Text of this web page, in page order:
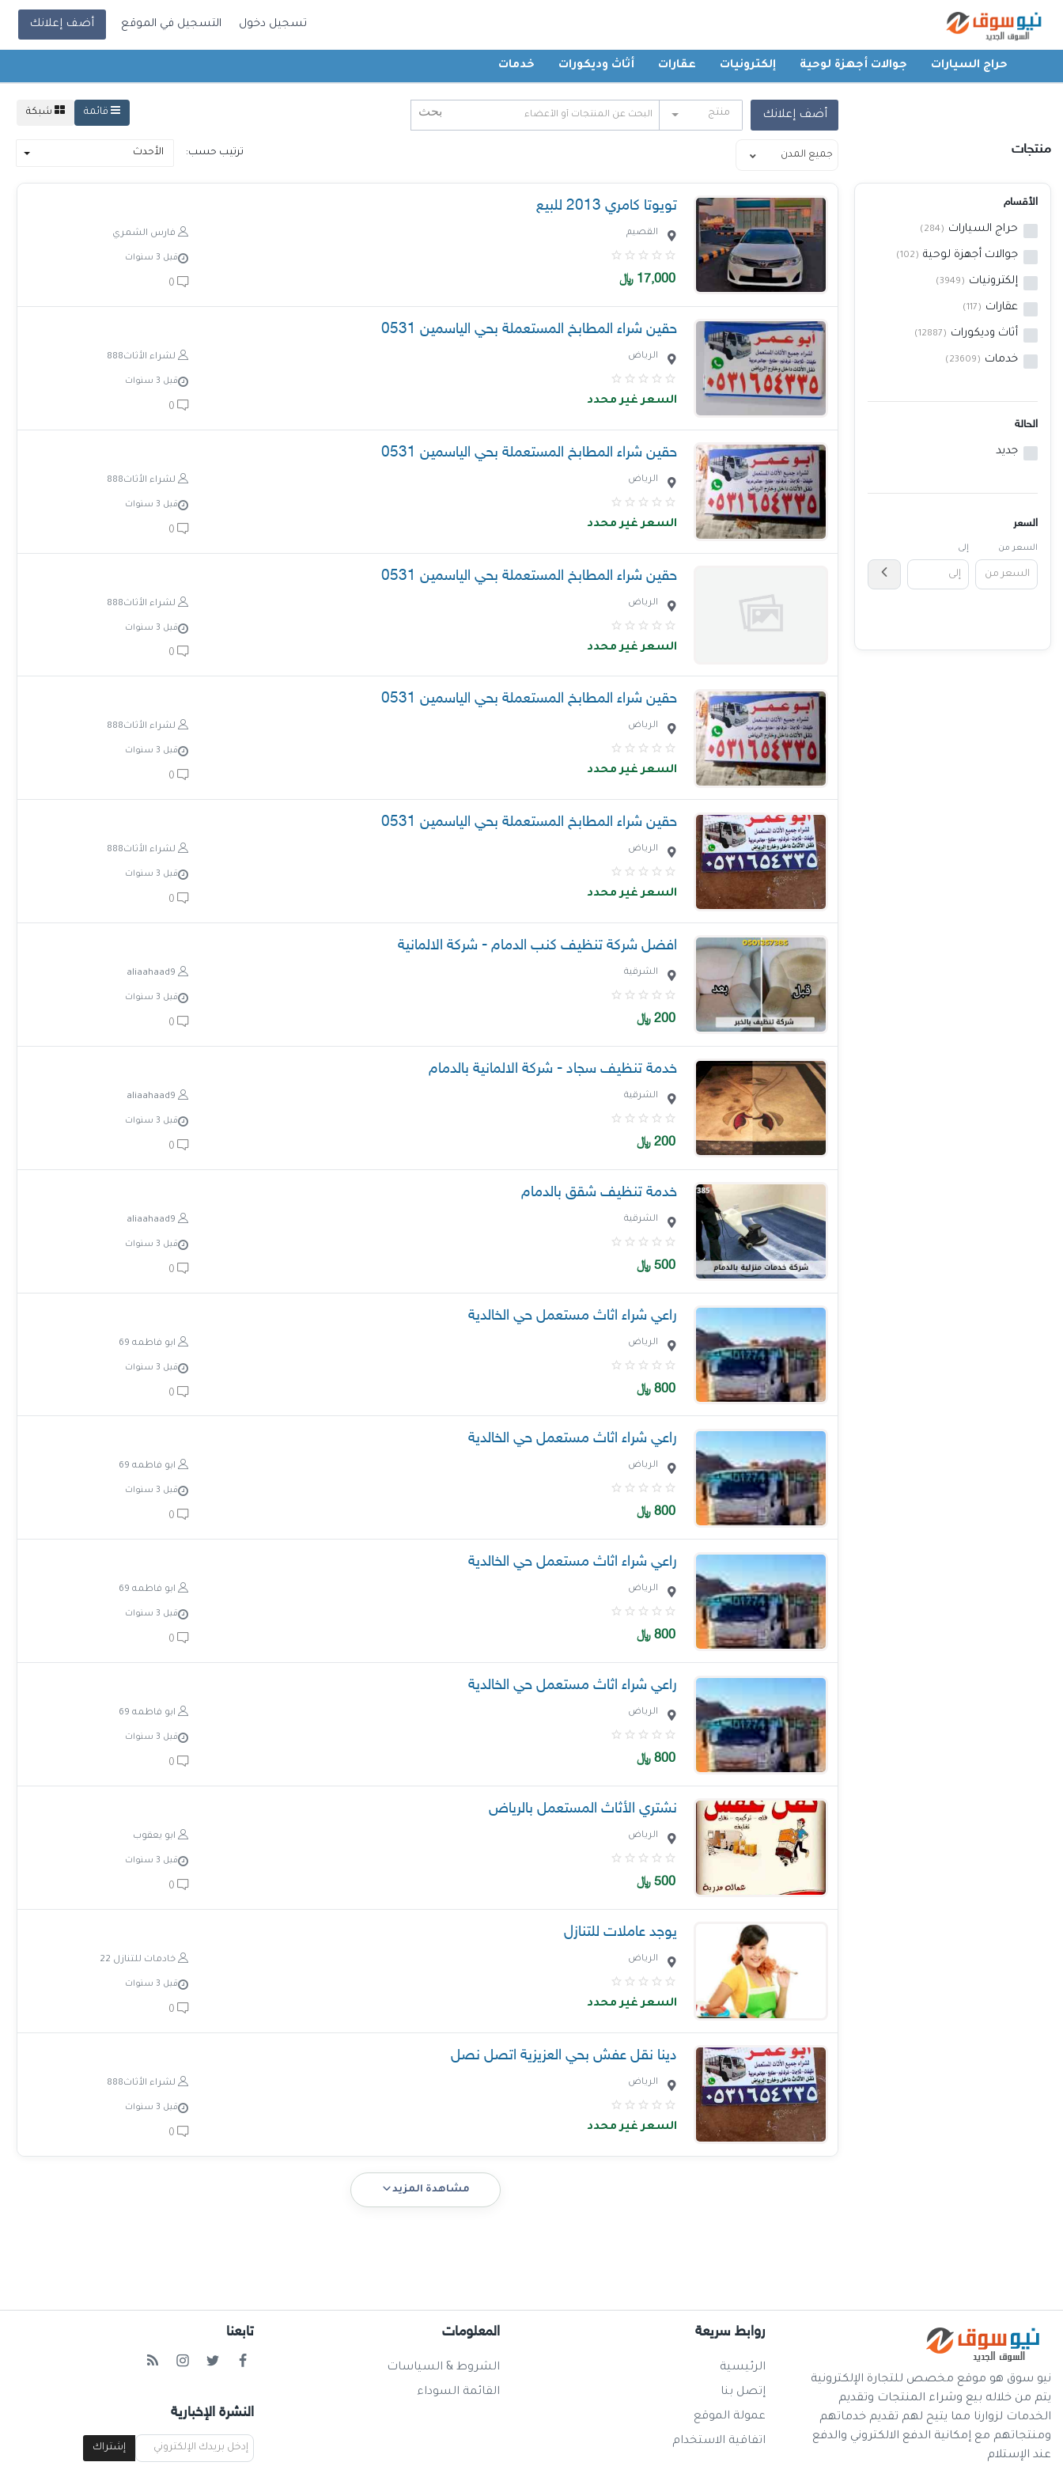
تسجيل دخول التسجيل في الموقع أضف إعلانك
حراج السيارات جوالات أجهزة لوحية إلكترونيات عقارات أثاث وديكورات خدمات
جوالات أجهزة لوحية
إلكترونيات
عقارات
أثاث وديكورات
خدمات
المدونة
إتصل بنا
التسجيل في الموقع
أضف إعلانك منتج قائمة شبكة
منتجات ترتيب حسب: الأحدث
الأقسام
حراج السيارات (284)
جوالات أجهزة لوحية (102)
إلكترونيات (3949)
عقارات (117)
أثاث وديكورات (12887)
خدمات (23609)
الحالة
جديد
السعر
السعر من إلى
تويوتا كامري 2013 للبيع
فارس الشمري القصيم
قبل 3 سنوات
0 17,000 ﷼
حقين شراء المطابخ المستعملة بحي الياسمين 0531
لشراء الأثاث888 الرياض
قبل 3 سنوات
0 السعر غير محدد
حقين شراء المطابخ المستعملة بحي الياسمين 0531
لشراء الأثاث888 الرياض
قبل 3 سنوات
0 السعر غير محدد
حقين شراء المطابخ المستعملة بحي الياسمين 0531
لشراء الأثاث888 الرياض
قبل 3 سنوات
0 السعر غير محدد
حقين شراء المطابخ المستعملة بحي الياسمين 0531
لشراء الأثاث888 الرياض
قبل 3 سنوات
0 السعر غير محدد
حقين شراء المطابخ المستعملة بحي الياسمين 0531
لشراء الأثاث888 الرياض
قبل 3 سنوات
0 السعر غير محدد
افضل شركة تنظيف كنب الدمام - شركة الالمانية
aliaahaad9 الشرقية
قبل 3 سنوات
0 200 ﷼
خدمة تنظيف سجاد - شركة الالمانية بالدمام
aliaahaad9 الشرقية
قبل 3 سنوات
0 200 ﷼
خدمة تنظيف شقق بالدمام
aliaahaad9 الشرقية
قبل 3 سنوات
0 500 ﷼
راعي شراء اثاث مستعمل حي الخالدية
ابو فاطمه 69 الرياض
قبل 3 سنوات
0 800 ﷼
راعي شراء اثاث مستعمل حي الخالدية
ابو فاطمه 69 الرياض
قبل 3 سنوات
0 800 ﷼
راعي شراء اثاث مستعمل حي الخالدية
ابو فاطمه 69 الرياض
قبل 3 سنوات
0 800 ﷼
راعي شراء اثاث مستعمل حي الخالدية
ابو فاطمه 69 الرياض
قبل 3 سنوات
0 800 ﷼
نشتري الأثاث المستعمل بالرياض
ابو يعقوب الرياض
قبل 3 سنوات
0 500 ﷼
يوجد عاملات للتنازل
خادمات للتنازل 22 الرياض
قبل 3 سنوات
0 السعر غير محدد
دينا نقل عفش بحي العزيزية اتصل نصل
لشراء الأثاث888 الرياض
قبل 3 سنوات
0 السعر غير محدد
مشاهدة المزيد
نيو سوق هو موقع مخصص للتجارة الإلكترونية
يتم من خلاله بيع وشراء المنتجات وتقديم
الخدمات لزوارنا مما يتيح لهم تقديم خدماتهم
ومنتجاتهم مع إمكانية الدفع الالكتروني والدفع
عند الإستلام
روابط سريعة
الرئيسية
إتصل بنا
عمولة الموقع
اتفاقية الاستخدام
المعلومات
الشروط & السياسات
القائمة السوداء
تابعنا
النشرة الإخبارية
إشتراك